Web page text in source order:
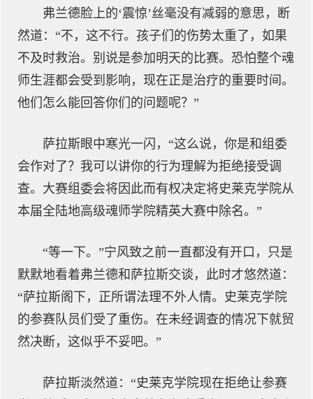
弗兰德脸上的‘震惊’丝毫没有减弱的意思，断
然道：“不，这不行。孩子们的伤势太重了，如果
不及时救治。别说是参加明天的比赛。恐怕整个魂
师生涯都会受到影响，现在正是治疗的重要时间。
他们怎么能回答你们的问题呢？”
萨拉斯眼中寒光一闪，“这么说，你是和组委
会作对了？我可以讲你的行为理解为拒绝接受调
查。大赛组委会将因此而有权决定将史莱克学院从
本届全陆地高级魂师学院精英大赛中除名。”
“等一下。”宁风致之前一直都没有开口，只是
默默地看着弗兰德和萨拉斯交谈，此时才悠然道：
“萨拉斯阁下，正所谓法理不外人情。史莱克学院
的参赛队员们受了重伤。在未经调查的情况下就贸
然决断，这似乎不妥吧。”
萨拉斯淡然道：“史莱克学院现在拒绝让参赛